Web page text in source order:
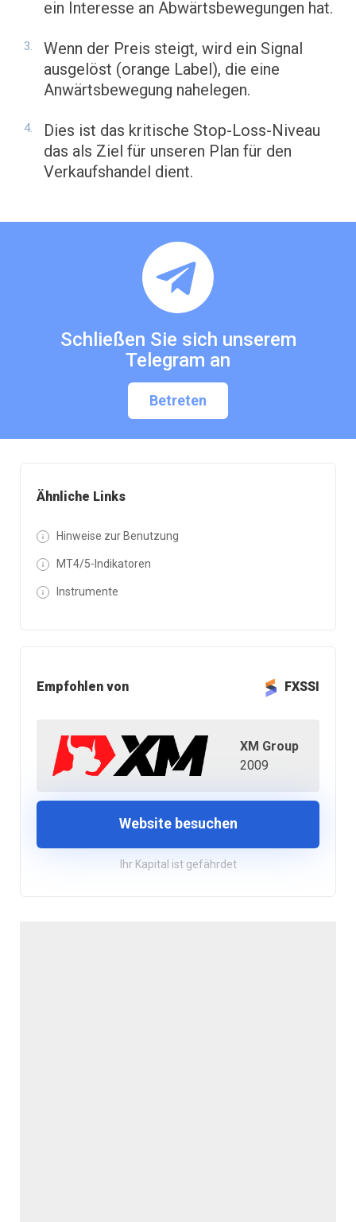
Ähnliche Links
Hinweise zur Benutzung
MT4/5-Indikatoren
Instrumente
Empfohlen von FXSSI
XM Group
2009
Website besuchen
Ihr Kapital ist gefährdet
ein Interesse an Abwärtsbewegungen hat.
Wenn der Preis steigt, wird ein Signal
ausgelöst (orange Label), die eine
Anwärtsbewegung nahelegen.
Dies ist das kritische Stop-Loss-Niveau
das als Ziel für unseren Plan für den
Verkaufshandel dient.
Schließen Sie sich unserem
Telegram an
Betreten